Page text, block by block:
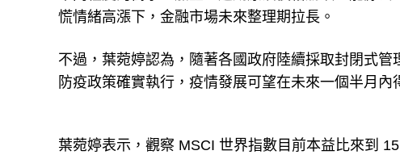
慌情緒高漲下，金融市場未來整理期拉長。
不過，葉菀婷認為，隨著各國政府陸續採取封閉式
防疫政策確實執行，疫情發展可望在未來一個半月內
葉菀婷表示，觀察 MSCI 世界指數目前本益比來到